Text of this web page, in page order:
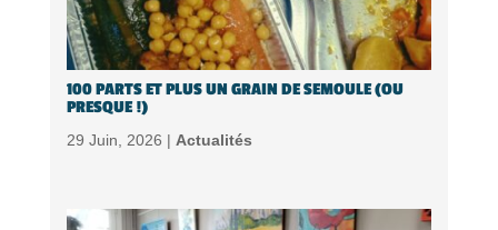
100 PARTS ET PLUS UN GRAIN DE SEMOULE (OU
PRESQUE !)
29 Juin, 2026 | Actualités